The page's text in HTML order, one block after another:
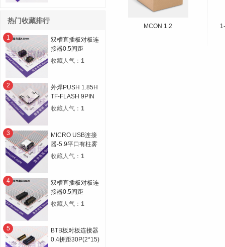
MCON 1.2
热门收藏排行
1
双槽直插板对板连
接器0.5间距
14P(2*7) 合高
收藏人气： 1
2
外焊PUSH 1.85H
TF-FLASH 9PIN
MICRO SD CARD
收藏人气： 1
3
MICRO USB连接
器-5.9平口有柱雾
锡
收藏人气： 1
4
双槽直插板对板连
接器0.5间距
30P(2*15) 合高
收藏人气： 1
5
BTB板对板连接器
0.4拼距30P(2*15)